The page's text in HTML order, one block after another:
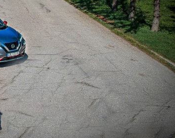
бизнес статии, информация за наши проекти и
събития, специални покани
Моля въведете вашият е-маил адрес
Абонирай се